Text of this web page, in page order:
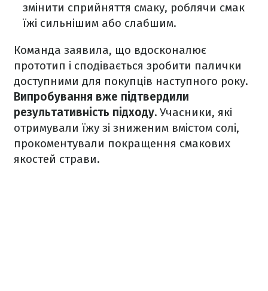
змінити сприйняття смаку, роблячи смак
їжі сильнішим або слабшим.
Команда заявила, що вдосконалює
прототип і сподівається зробити палички
доступними для покупців наступного року.
Випробування вже підтвердили
результативність підходу. Учасники, які
отримували їжу зі зниженим вмістом солі,
прокоментували покращення смакових
якостей страви.